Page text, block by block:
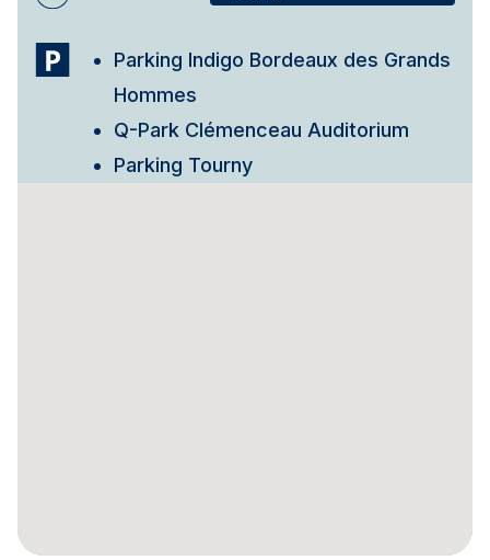
Parking Indigo Bordeaux des Grands
Hommes
Q-Park Clémenceau Auditorium
Parking Tourny